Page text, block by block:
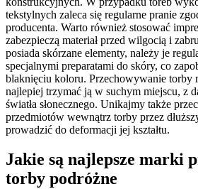
tekstylnych zaleca się regularne pranie
producenta. Warto również stosować
zabezpieczą materiał przed wilgocią i
posiada skórzane elementy, należy je
specjalnymi preparatami do skóry, co
blaknięciu koloru. Przechowywanie torby
najlepiej trzymać ją w suchym miejscu, z
światła słonecznego. Unikajmy także
przedmiotów wewnątrz torby przez
prowadzić do deformacji jej kształtu.
Jakie są najlepsze marki
torby podróżne